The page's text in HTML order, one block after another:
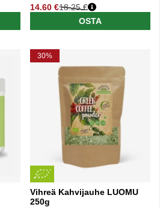
14.60 €
Normaali hinta
18.25 €
OSTA
30%
Vihreä Kahvijauhe LUOMU
250g